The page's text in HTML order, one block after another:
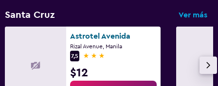
Santa Cruz Ver más
Astrotel Avenida
Rizal Avenue, Manila
7,5
3 estrellas
$12